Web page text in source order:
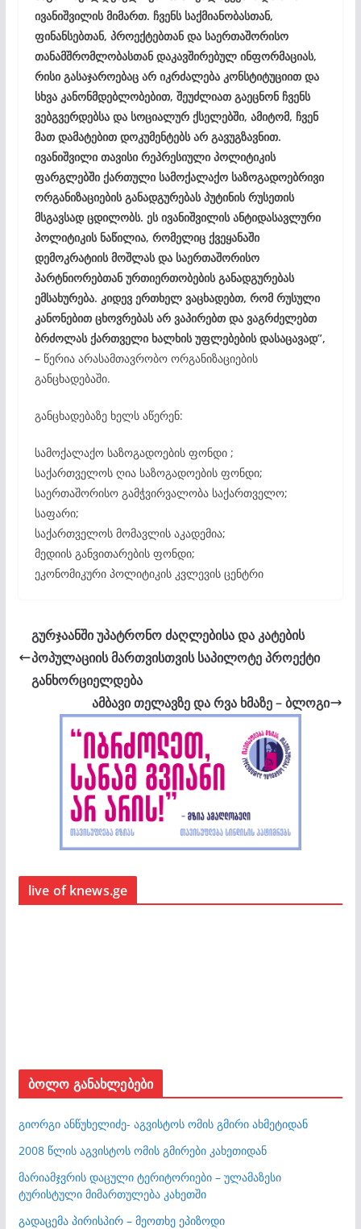
ივანიშვილის მიმართ. ჩვენს საქმიანობასთან,
ფინანსებთან, პროექტებთან და საერთაშორისო
თანამშრომლობასთან დაკავშირებულ ინფორმაციას,
რისი გასაჯაროებაც არ იკრძალება კონსტიტუციით და
სხვა კანონმდებლობებით, შეუძლიათ გაეცნონ ჩვენს
ვებგვერდებსა და სოციალურ ქსელებში, ამიტომ, ჩვენ
მათ დამატებით დოკუმენტებს არ გავუგზავნით.
ივანიშვილი თავისი რეპრესიული პოლიტიკის
ფარგლებში ქართული სამოქალაქო საზოგადოებრივი
ორგანიზაციების განადგურებას პუტინის რუსეთის
მსგავსად ცდილობს. ეს ივანიშვილის ანტიდასავლური
პოლიტიკის ნაწილია, რომელიც ქვეყანაში
დემოკრატიის მოშლას და საერთაშორისო
პარტნიორებთან ურთიერთობების განადგურებას
ემსახურება. კიდევ ერთხელ ვაცხადებთ, რომ რუსული
კანონებით ცხოვრებას არ ვაპირებთ და ვაგრძელებთ
ბრძოლას ქართველი ხალხის უფლებების დასაცავად”,
–წერია არასამთავრობო ორგანიზაციების
განცხადებაში.
განცხადებაზე ხელს აწერენ:
სამოქალაქო საზოგადოების ფონდი ;
საქართველოს ღია საზოგადოების ფონდი;
საერთაშორისო გამჭვირვალობა საქართველო;
საფარი;
საქართველოს მომავლის აკადემია;
მედიის განვითარების ფონდი;
ეკონომიკური პოლიტიკის კვლევის ცენტრი
გურჯაანში უპატრონო ძაღლებისა და კატების
პოპულაციის მართვისთვის საპილოტე პროექტი
განხორციელდება
ამბავი თელავზე და რვა ხმაზე – ბლოგი
live of knews.ge
ბოლო განახლებები
გიორგი ანწუხელიძე- აგვისტოს ომის გმირი ახმეტიდან
2008 წლის აგვისტოს ომის გმირები კახეთიდან
მარიამჯვრის დაცული ტერიტორიები – ულამაზესი
ტურისტული მიმართულება კახეთში
გადაცემა პირისპირ – მეოთხე ეპიზოდი